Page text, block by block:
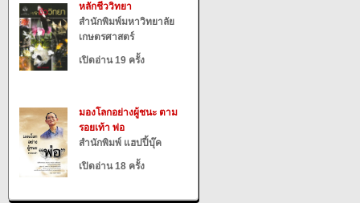
หลักชีววิทยา
สำนักพิมพ์มหาวิทยาลัย
เกษตรศาสตร์
เปิดอ่าน 19 ครั้ง
มองโลกอย่างผู้ชนะ ตาม
รอยเท้า พ่อ
สำนักพิมพ์ แฮปปี้บุ๊ค
เปิดอ่าน 18 ครั้ง